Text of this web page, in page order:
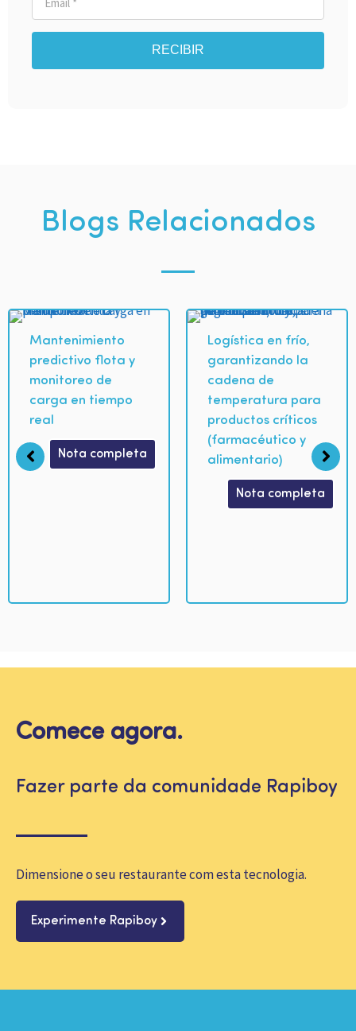
RECIBIR
Blogs Relacionados
Mantenimiento
predictivo flota y
monitoreo de
carga en tiempo
real
Nota completa
Logística en frío,
garantizando la
cadena de
temperatura para
productos críticos
(farmacéutico y
alimentario)
Nota completa
Comece agora.
Fazer parte da comunidade Rapiboy
Dimensione o seu restaurante com esta tecnologia.
Experimente Rapiboy